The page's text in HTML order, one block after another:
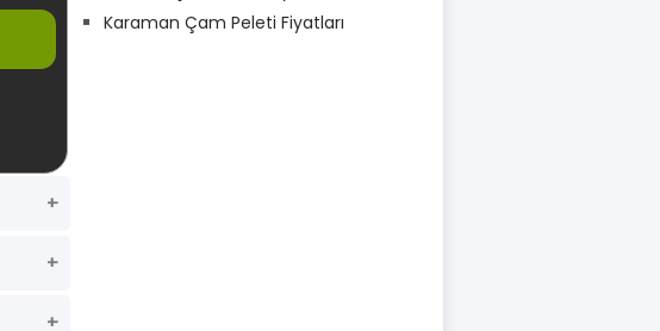
Karaman Çam Peleti Fiyatları